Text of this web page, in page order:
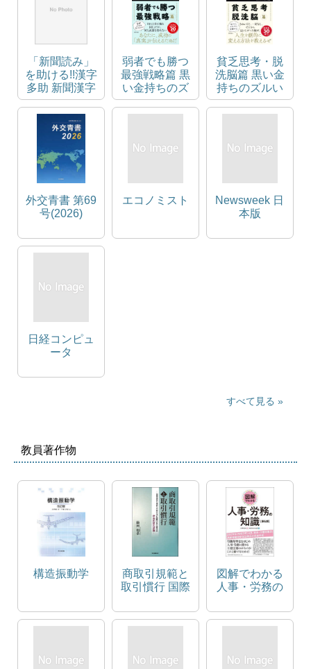
「新聞読み」
を助ける!!漢字
多助 新聞漢字
弱者でも勝つ
最強戦略篇 黒
い金持ちのズ
ルい成功術
貧乏思考・脱
洗脳篇 黒い金
持ちのズルい
成功術
外交青書 第69
号(2026)
エコノミスト
Newsweek 日
本版
日経コンピュ
ータ
すべて見る
教員著作物
構造振動学
商取引規範と
取引慣行 国際
の組込みが困
難な取引慣行
図解でわかる
人事・労務の